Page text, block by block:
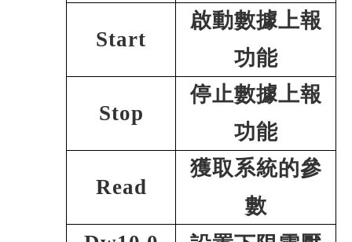
Start
啟動數據上報
功能
Stop
停止數據上報
功能
Read
獲取系統的參
數